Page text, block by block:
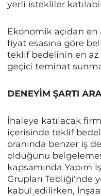
yerli istekliler
Ekonomik açıdan
fiyat esasına göre
teklif bedelinin en az
geçici teminat
DENEYİM ŞARTI
İhaleye katılacak
içerisinde teklif
oranında benzer iş
olduğunu
kapsamında Yapım
Grupları Tebliği'nde
kabul edilirken,